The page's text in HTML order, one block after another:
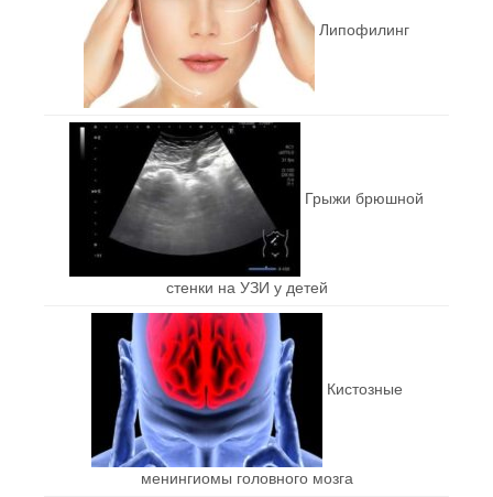
Липофилинг
Грыжи брюшной
стенки на УЗИ у детей
Кистозные
менингиомы головного мозга